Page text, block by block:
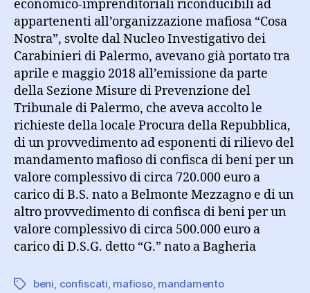
economico-imprenditoriali riconducibili ad
appartenenti all’organizzazione mafiosa “Cosa
Nostra”, svolte dal Nucleo Investigativo dei
Carabinieri di Palermo, avevano già portato tra
aprile e maggio 2018 all’emissione da parte
della Sezione Misure di Prevenzione del
Tribunale di Palermo, che aveva accolto le
richieste della locale Procura della Repubblica,
di un provvedimento ad esponenti di rilievo del
mandamento mafioso di confisca di beni per un
valore complessivo di circa 720.000 euro a
carico di B.S. nato a Belmonte Mezzagno e di un
altro provvedimento di confisca di beni per un
valore complessivo di circa 500.000 euro a
carico di D.S.G. detto “G.” nato a Bagheria
Tag beni, confiscati, mafioso, mandamento